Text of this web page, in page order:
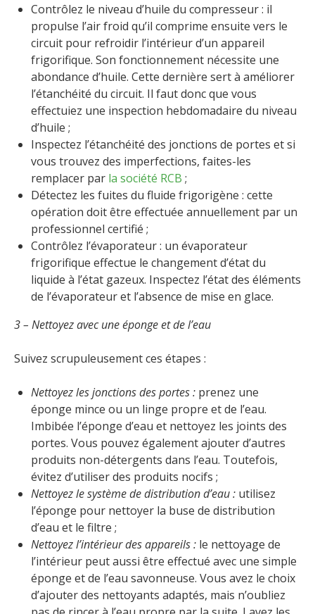
Contrôlez le niveau d’huile du compresseur : il
propulse l’air froid qu’il comprime ensuite vers le
circuit pour refroidir l’intérieur d’un appareil
frigorifique. Son fonctionnement nécessite une
abondance d’huile. Cette dernière sert à améliorer
l’étanchéité du circuit. Il faut donc que vous
effectuiez une inspection hebdomadaire du niveau
d’huile ;
Inspectez l’étanchéité des jonctions de portes et si
vous trouvez des imperfections, faites-les
remplacer par la société RCB ;
Détectez les fuites du fluide frigorigène : cette
opération doit être effectuée annuellement par un
professionnel certifié ;
Contrôlez l’évaporateur : un évaporateur
frigorifique effectue le changement d’état du
liquide à l’état gazeux. Inspectez l’état des éléments
de l’évaporateur et l’absence de mise en glace.
3 – Nettoyez avec une éponge et de l’eau
Suivez scrupuleusement ces étapes :
Nettoyez les jonctions des portes : prenez une
éponge mince ou un linge propre et de l’eau.
Imbibée l’éponge d’eau et nettoyez les joints des
portes. Vous pouvez également ajouter d’autres
produits non-détergents dans l’eau. Toutefois,
évitez d’utiliser des produits nocifs ;
Nettoyez le système de distribution d’eau : utilisez
l’éponge pour nettoyer la buse de distribution
d’eau et le filtre ;
Nettoyez l’intérieur des appareils : le nettoyage de
l’intérieur peut aussi être effectué avec une simple
éponge et de l’eau savonneuse. Vous avez le choix
d’ajouter des nettoyants adaptés, mais n’oubliez